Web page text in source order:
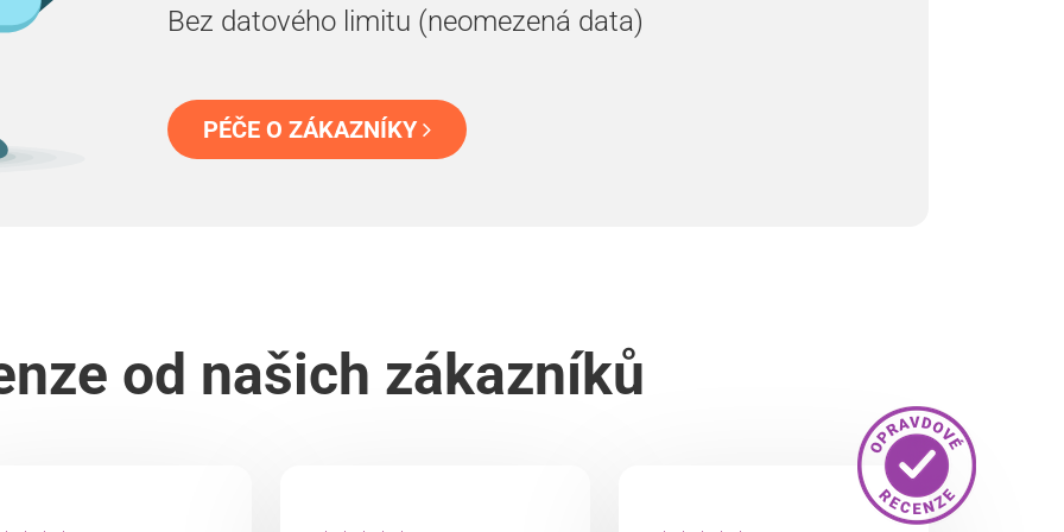
Bez datového limitu (neomezená data)
PÉČE O ZÁKAZNÍKY
od našich zákazníků